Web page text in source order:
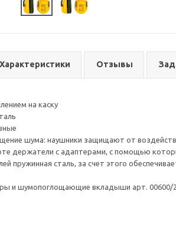
Характеристики Отзывы
на каску
шума: наушники защищают от
держатели с адаптерами, с помощью
пружинная сталь, за счет этого
и шумопоглощающие вкладыши арт. 00600/2